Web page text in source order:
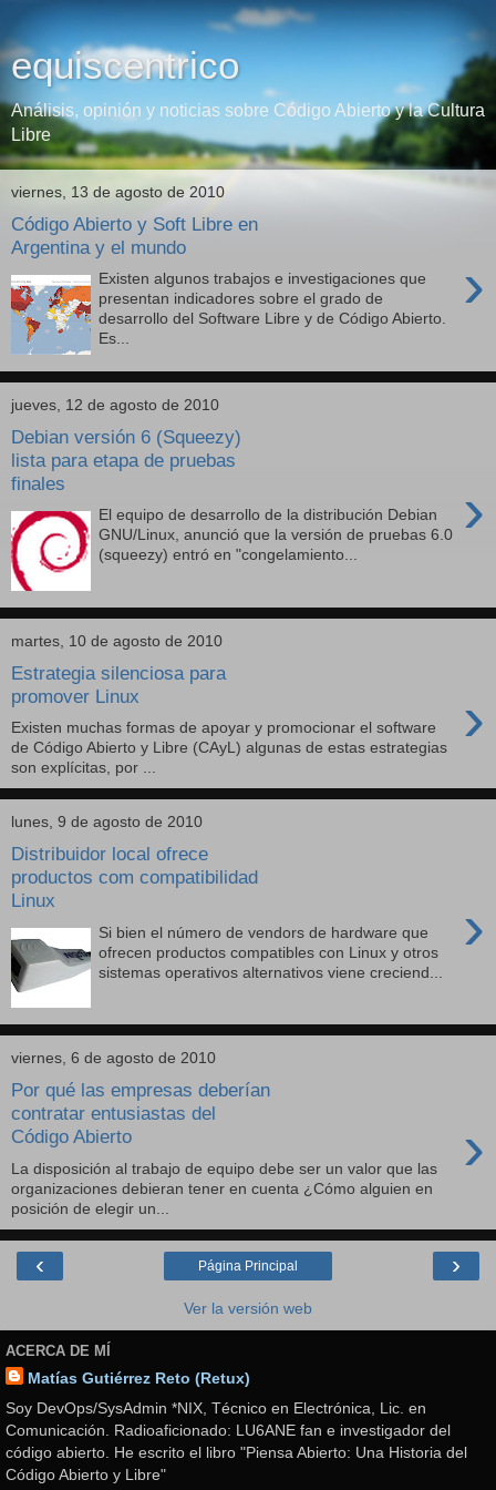
equiscentrico
Análisis, opinión y noticias sobre Código Abierto y la Cultura
Libre
viernes, 13 de agosto de 2010
Código Abierto y Soft Libre en
Argentina y el mundo
›
Existen algunos trabajos e investigaciones que
presentan indicadores sobre el grado de
desarrollo del Software Libre y de Código Abierto.
Es...
jueves, 12 de agosto de 2010
Debian versión 6 (Squeezy)
lista para etapa de pruebas
finales
›
El equipo de desarrollo de la distribución Debian
GNU/Linux, anunció que la versión de pruebas 6.0
(squeezy) entró en "congelamiento...
martes, 10 de agosto de 2010
Estrategia silenciosa para
promover Linux
›
Existen muchas formas de apoyar y promocionar el software
de Código Abierto y Libre (CAyL) algunas de estas estrategias
son explícitas, por ...
lunes, 9 de agosto de 2010
Distribuidor local ofrece
productos com compatibilidad
Linux
›
Si bien el número de vendors de hardware que
ofrecen productos compatibles con Linux y otros
sistemas operativos alternativos viene creciend...
viernes, 6 de agosto de 2010
Por qué las empresas deberían
contratar entusiastas del
Código Abierto
›
La disposición al trabajo de equipo debe ser un valor que las
organizaciones debieran tener en cuenta ¿Cómo alguien en
posición de elegir un...
‹ ›
Página Principal
Ver la versión web
ACERCA DE MÍ
Matías Gutiérrez Reto (Retux)
Soy DevOps/SysAdmin *NIX, Técnico en Electrónica, Lic. en
Comunicación. Radioaficionado: LU6ANE fan e investigador del
código abierto. He escrito el libro "Piensa Abierto: Una Historia del
Código Abierto y Libre"